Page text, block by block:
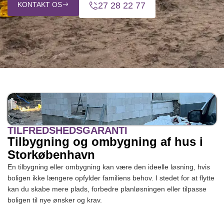
KONTAKT OS 27 28 22 77
TILFREDSHEDSGARANTI
Tilbygning og ombygning af hus i
Storkøbenhavn
En tilbygning eller ombygning kan være den ideelle løsning, hvis
boligen ikke længere opfylder familiens behov. I stedet for at flytte
kan du skabe mere plads, forbedre planløsningen eller tilpasse
boligen til nye ønsker og krav.